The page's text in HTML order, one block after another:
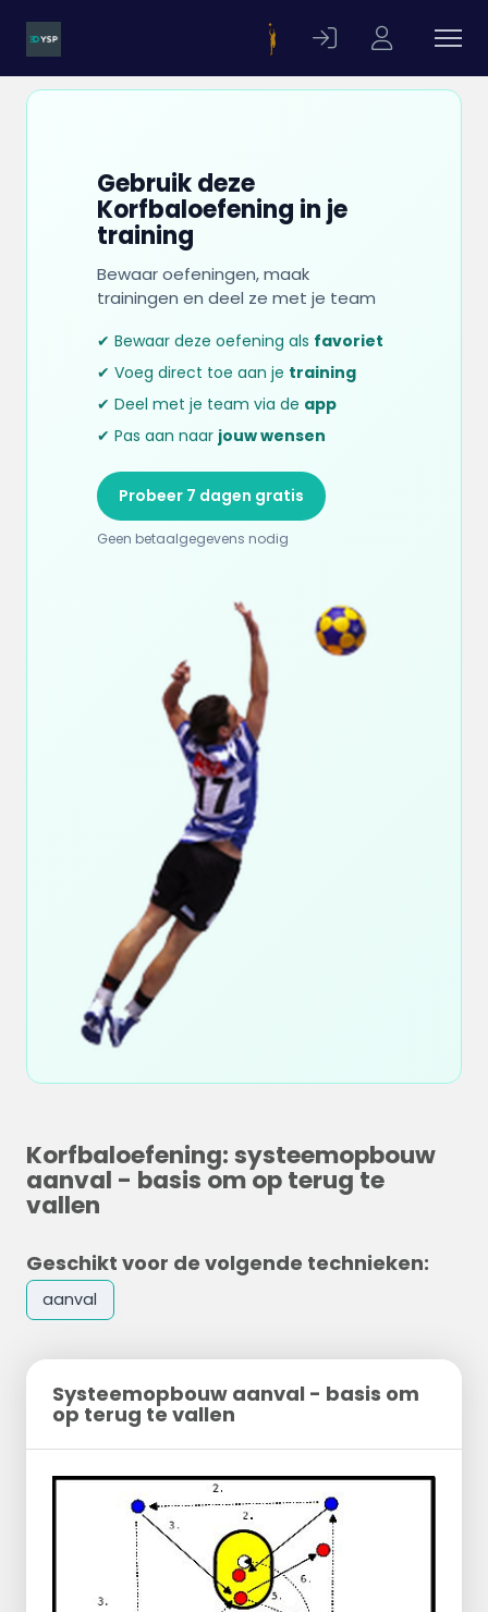
Gebruik deze
Korfbaloefening in je
training
Bewaar oefeningen, maak
trainingen en deel ze met je team
✔ Bewaar deze oefening als favoriet
✔ Voeg direct toe aan je training
✔ Deel met je team via de app
✔ Pas aan naar jouw wensen
Probeer 7 dagen gratis
Geen betaalgegevens nodig
Korfbaloefening: systeemopbouw
aanval - basis om op terug te
vallen
Geschikt voor de volgende technieken:
aanval
Systeemopbouw aanval - basis om
op terug te vallen